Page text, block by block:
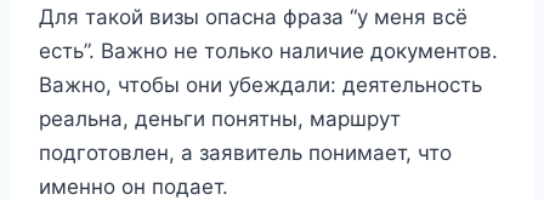
Для такой визы опасна фраза “у меня всё
есть”. Важно не только наличие документов.
Важно, чтобы они убеждали: деятельность
реальна, деньги понятны, маршрут
подготовлен, а заявитель понимает, что
именно он подает.